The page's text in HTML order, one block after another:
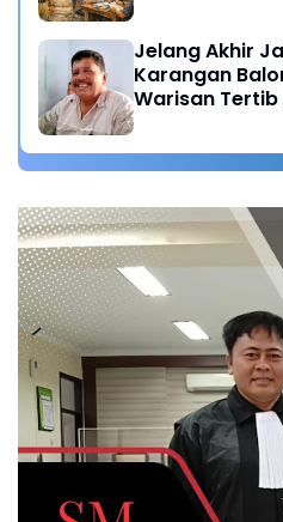
Jelang Akhir
Karangan
Warisan